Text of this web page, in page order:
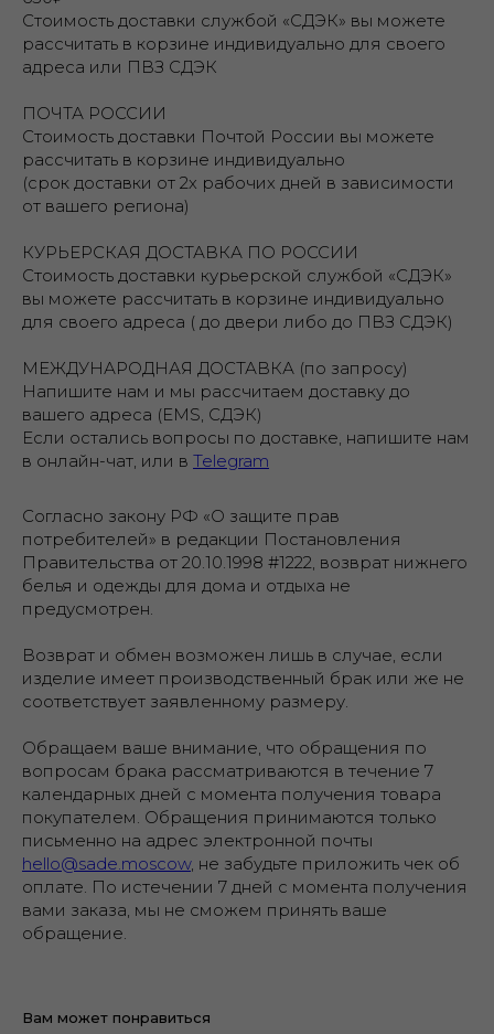
Стоимость доставки службой «СДЭК» вы можете
рассчитать в корзине индивидуально для своего
адреса или ПВЗ СДЭК
ПОЧТА РОССИИ
Стоимость доставки Почтой России вы можете
рассчитать в корзине индивидуально
(срок доставки от 2х рабочих дней в зависимости
от вашего региона)
КУРЬЕРСКАЯ ДОСТАВКА ПО РОССИИ
Стоимость доставки курьерской службой «СДЭК»
вы можете рассчитать в корзине индивидуально
для своего адреса ( до двери либо до ПВЗ СДЭК)
МЕЖДУНАРОДНАЯ ДОСТАВКА (по запросу)
Напишите нам и мы рассчитаем доставку до
вашего адреса (EMS, СДЭК)
Если остались вопросы по доставке, напишите нам
в онлайн-чат, или в Telegram
Согласно закону РФ «О защите прав
потребителей» в редакции Постановления
Правительства от 20.10.1998 #1222, возврат нижнего
белья и одежды для дома и отдыха не
предусмотрен.
Возврат и обмен возможен лишь в случае, если
изделие имеет производственный брак или же не
соответствует заявленному размеру.
Обращаем ваше внимание, что обращения по
вопросам брака рассматриваются в течение 7
календарных дней с момента получения товара
покупателем. Обращения принимаются только
письменно на адрес электронной почты
hello@sade.moscow, не забудьте приложить чек об
оплате. По истечении 7 дней с момента получения
вами заказа, мы не сможем принять ваше
обращение.
Вам может понравиться